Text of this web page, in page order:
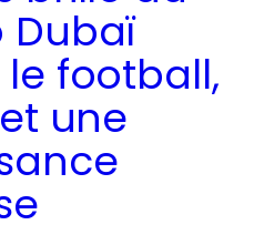
Dubaï
football,
une